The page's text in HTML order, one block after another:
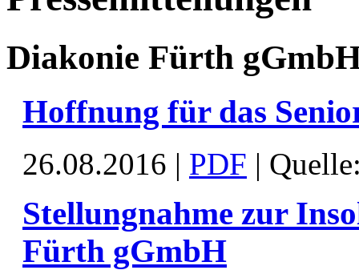
Diakonie Fürth
Hoffnung für das
26.08.2016 | PDF |
Stellungnahme zur
Fürth gGmbH